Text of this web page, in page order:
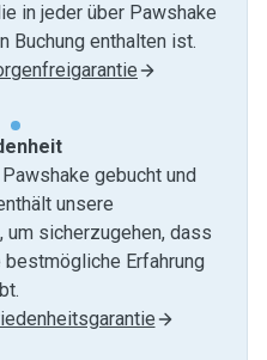
in jeder über Pawshake
Buchung enthalten ist.
gebucht und
unsere
, um sicherzugehen, dass
Erfahrung